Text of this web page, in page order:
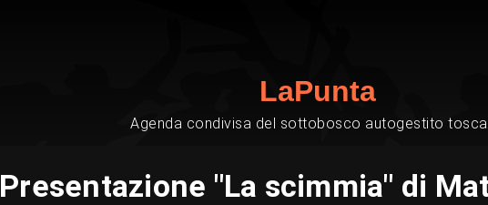
LaPunta
Agenda condivisa del sottobosco autogestito
Presentazione "La scimmia" di